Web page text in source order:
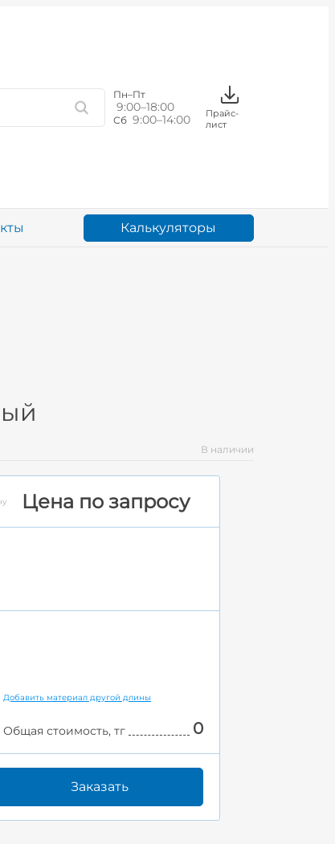
Пн–Пт
9:00–18:00
Сб 9:00–14:00
Прайс-
лист
Калькуляторы
В наличии
Цена по запросу
Добавить материал другой длины
Общая стоимость, тг 0
Заказать